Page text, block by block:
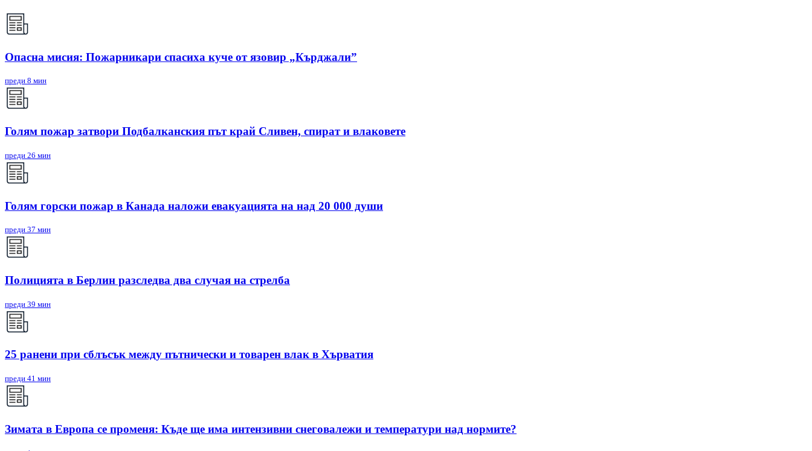
Опасна мисия: Пожарникари спасиха куче от язовир „Кърджали”
преди 8 мин
Голям пожар затвори Подбалканския път край Сливен, спират и влаковете
преди 26 мин
Голям горски пожар в Канада наложи евакуацията на над 20 000 души
преди 37 мин
Полицията в Берлин разследва два случая на стрелба
преди 39 мин
25 ранени при сблъсък между пътнически и товарен влак в Хърватия
преди 41 мин
Зимата в Европа се променя: Къде ще има интензивни снеговалежи и температури над нормите?